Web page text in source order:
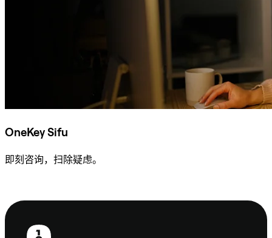
OneKey Sifu
即刻咨询，扫除疑虑。
页